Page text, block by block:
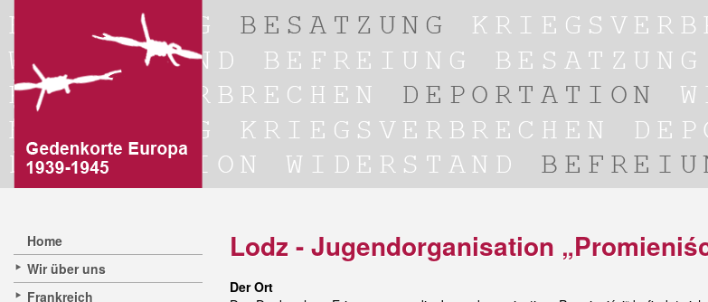
Home
Wir über uns
Frankreich
Lodz - Jugendorganisation
Der Ort